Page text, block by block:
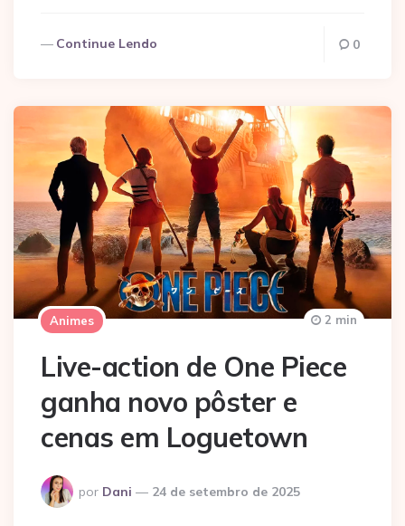
Continue Lendo 0
Animes
Live-action de One Piece
ganha novo pôster e
cenas em Loguetown
Postado
por
por Dani 24 de setembro de 2025
2 min